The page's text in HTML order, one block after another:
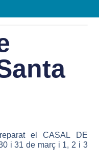
el CASAL DE
i 31 de març i 1, 2 i 3